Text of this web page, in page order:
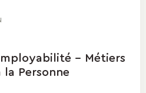
- Métiers
la Personne